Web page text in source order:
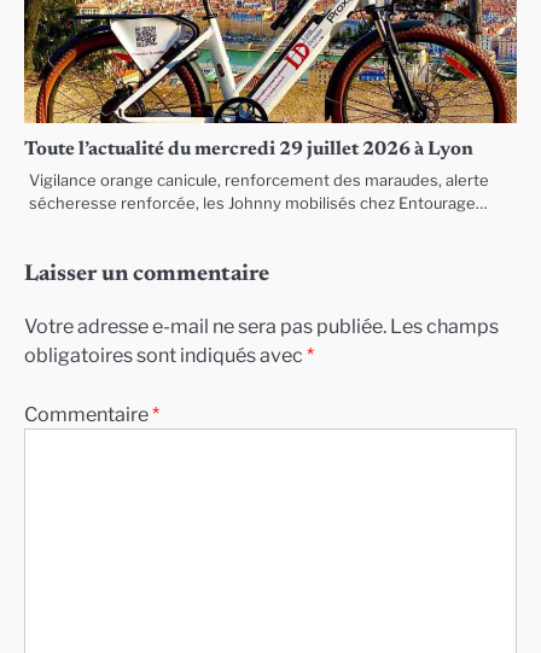
Toute l’actualité du mercredi 29 juillet 2026 à Lyon
Vigilance orange canicule, renforcement des maraudes, alerte
sécheresse renforcée, les Johnny mobilisés chez Entourage…
Laisser un commentaire
Votre adresse e-mail ne sera pas publiée. Les champs
obligatoires sont indiqués avec *
Commentaire*